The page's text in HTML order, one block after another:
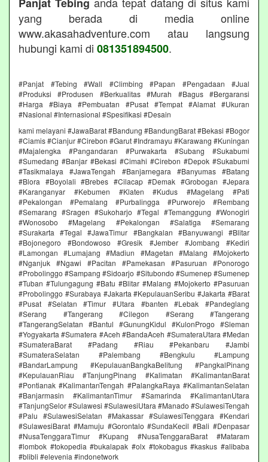
yang berada di media online
www.akasahadventure.com atau langsung
hubungi kami di 081351894500.
#Panjat #Tebing #Wall #Climbing #Papan #Pengadaan #Jual
#Produksi #Produsen #Berkualitas #Murah #Bagus #Bergaransi
#Harga #Biaya #Pembuatan #Pusat #Tempat #Alamat #Ukuran
#Nasional #Internasional #Spesifikasi #Desain
kami melayani #JawaBarat #Bandung #BandungBarat #Bekasi #Bogor
#Ciamis #Cianjur #Cirebon #Garut #Indramayu #Karawang #Kuningan
#Majalengka #Pangandaran #Purwakarta #Subang #Sukabumi
#Sumedang #Banjar #Bekasi #Cimahi #Cirebon #Depok #Sukabumi
#Tasikmalaya #JawaTengah #Banjarnegara #Banyumas #Batang
#Blora #Boyolali #Brebes #Cilacap #Demak #Grobogan #Jepara
#Karanganyar #Kebumen #Klaten #Kudus #Magelang #Pati
#Pekalongan #Pemalang #Purbalingga #Purworejo #Rembang
#Semarang #Sragen #Sukoharjo #Tegal #Temanggung #Wonogiri
#Wonosobo #Magelang #Pekalongan #Salatiga #Semarang
#Surakarta #Tegal #JawaTimur #Bangkalan #Banyuwangi #Blitar
#Bojonegoro #Bondowoso #Gresik #Jember #Jombang #Kediri
#Lamongan #Lumajang #Madiun #Magetan #Malang #Mojokerto
#Nganjuk #Ngawi #Pacitan #Pamekasan #Pasuruan #Ponorogo
#Probolinggo #Sampang #Sidoarjo #Situbondo #Sumenep #Sumenep
#Tuban #Tulungagung #Batu #Blitar #Malang #Mojokerto #Pasuruan
#Probolinggo #Surabaya #Jakarta #KepulauanSeribu #Jakarta #Barat
#Pusat #Selatan #Timur #Utara #banten #Lebak #Pandeglang
#Serang #Tangerang #Cilegon #Serang #Tangerang
#TangerangSelatan #Bantul #GunungKidul #KulonProgo #Sleman
#Yogyakarta #Sumatera #Aceh #BandaAceh #SumateraUtara #Medan
#SumateraBarat #Padang #Riau #Pekanbaru #Jambi
#SumateraSelatan #Palembang #Bengkulu #Lampung
#BandarLampung #KepulauanBangkaBelitung #PangkalPinang
#KepulauanRiau #TanjungPinang #Kalimatan #KalimantanBarat
#Pontianak #KalimantanTengah #PalangkaRaya #KalimantanSelatan
#Banjarmasin #KalimantanTimur #Samarinda #KalimantanUtara
#TanjungSelor #Sulawesi #SulawesiUtara #Manado #SulawesiTengah
#Palu #SulawesiSelatan #Makassar #SulawesiTenggara #Kendari
#SulawesiBarat #Mamuju #Gorontalo #SundaKecil #Bali #Denpasar
#NusaTenggaraTimur #Kupang #NusaTenggaraBarat #Mataram
#lombok #tokopedia #bukalapak #olx #tokobagus #kaskus #alibaba
#blibli #elevenia #indonetwork